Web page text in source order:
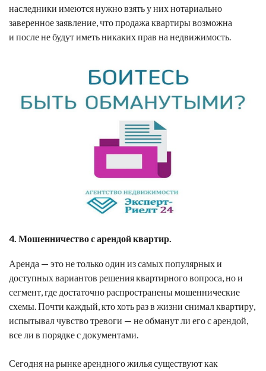
наследники имеются нужно взять у них нотариально
заверенное заявление, что продажа квартиры возможна
и после не будут иметь никаких прав на недвижимость.
4. Мошенничество с арендой квартир.
Аренда — это не только один из самых популярных и
доступных вариантов решения квартирного вопроса, но и
сегмент, где достаточно распространены мошеннические
схемы. Почти каждый, кто хоть раз в жизни снимал квартиру,
испытывал чувство тревоги — не обманут ли его с арендой,
все ли в порядке с документами.
Сегодня на рынке арендного жилья существуют как